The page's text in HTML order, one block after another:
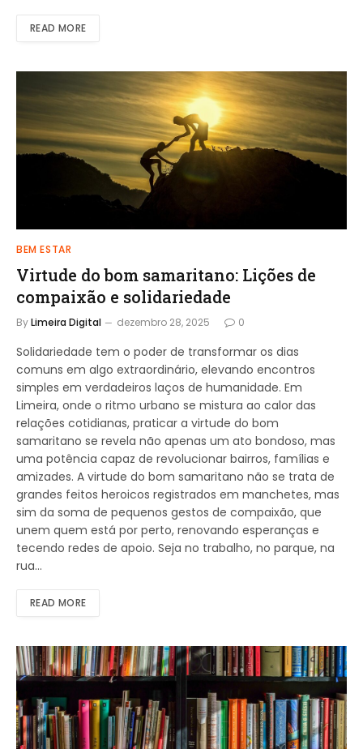
READ MORE
BEM ESTAR
Virtude do bom samaritano: Lições de
compaixão e solidariedade
ByLimeira Digital dezembro 28, 2025 0
Solidariedade tem o poder de transformar os dias
comuns em algo extraordinário, elevando encontros
simples em verdadeiros laços de humanidade. Em
Limeira, onde o ritmo urbano se mistura ao calor das
relações cotidianas, praticar a virtude do bom
samaritano se revela não apenas um ato bondoso, mas
uma potência capaz de revolucionar bairros, famílias e
amizades. A virtude do bom samaritano não se trata de
grandes feitos heroicos registrados em manchetes, mas
sim da soma de pequenos gestos de compaixão, que
unem quem está por perto, renovando esperanças e
tecendo redes de apoio. Seja no trabalho, no parque, na
rua…
READ MORE